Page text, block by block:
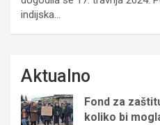
indijska…
Aktualno
Fond za
koliko bi